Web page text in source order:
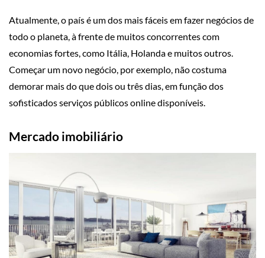
Atualmente, o país é um dos mais fáceis em fazer negócios de
todo o planeta, à frente de muitos concorrentes com
economias fortes, como Itália, Holanda e muitos outros.
Começar um novo negócio, por exemplo, não costuma
demorar mais do que dois ou três dias, em função dos
sofisticados serviços públicos online disponíveis.
Mercado imobiliário